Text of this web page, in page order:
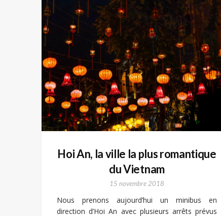
Hoi An, la ville la plus romantique
du Vietnam
15 novembre 2018
Nous prenons aujourd’hui un minibus en
direction d’Hoi An avec plusieurs arrêts prévus